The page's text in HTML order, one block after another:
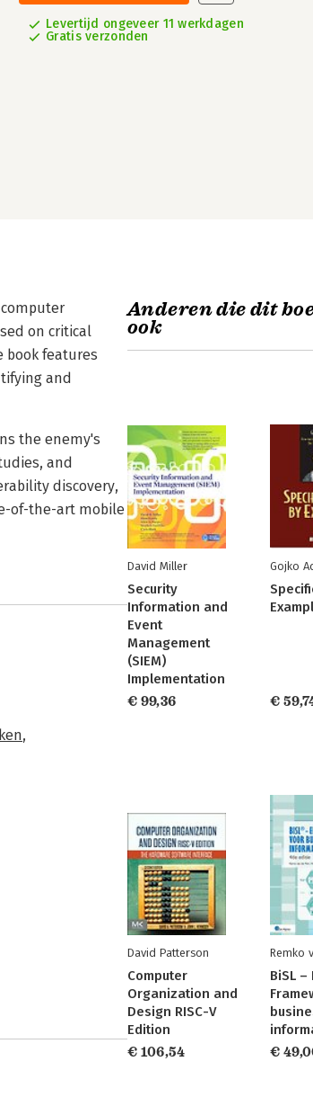
Levertijd ongeveer 11 werkdagen
Gratis verzonden
on critical
book features
and
the enemy's
and
discovery,
of-the-art mobile
,
Anderen die dit
ook
David Miller
Security
Information and
Event
Management
(SIEM)
Implementation
€ 99,36
Gojko
€
David Patterson
Computer
Organization and
Design RISC-V
Edition
€ 106,54
Remko
BiSL –
€